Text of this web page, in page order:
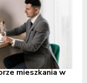
mieszkania w